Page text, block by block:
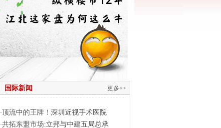
国际新闻 更多>>
·顶流中的王牌！深圳近视手术医院
·共拓东盟市场:立邦与中建五局总承